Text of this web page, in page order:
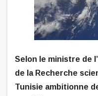
Selon le ministre de
de la Recherche
Tunisie ambitionne